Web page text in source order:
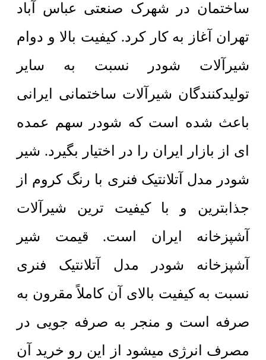
ساختمان در شهرک صنعتی عباس آباد
تهران آغاز به کار کرد. کیفیت بالا و دوام
شیرآلات شودر نسبت به سایر
تولیدکنندگان شیرآلات ساختمانی ایرانی
باعث شده است که شودر سهم عمده
ای از بازار ایران را در اختیار بگیرد. شیر
شودر مدل آتلانتیک فنری با رنگ کروم از
جذابترین و با کیفیت ترین شیرآلات
آشپزخانه ایران است. قیمت شیر
آشپزخانه شودر مدل آتلانتیک فنری
نسبت به کیفیت بالای آن کاملاً مقرون به
صرفه است و منجر به صرفه جویی در
مصرف انرژی میشود از این رو خرید آن